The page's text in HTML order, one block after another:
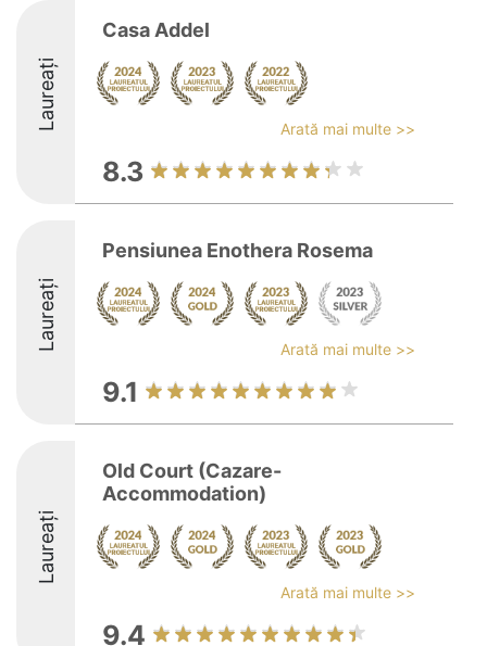
Laureați
Casa Addel
Arată mai multe >>
8.3
Laureați
Pensiunea Enothera Rosema
Arată mai multe >>
9.1
Laureați
Old Court (Cazare-
Accommodation)
Arată mai multe >>
9.4